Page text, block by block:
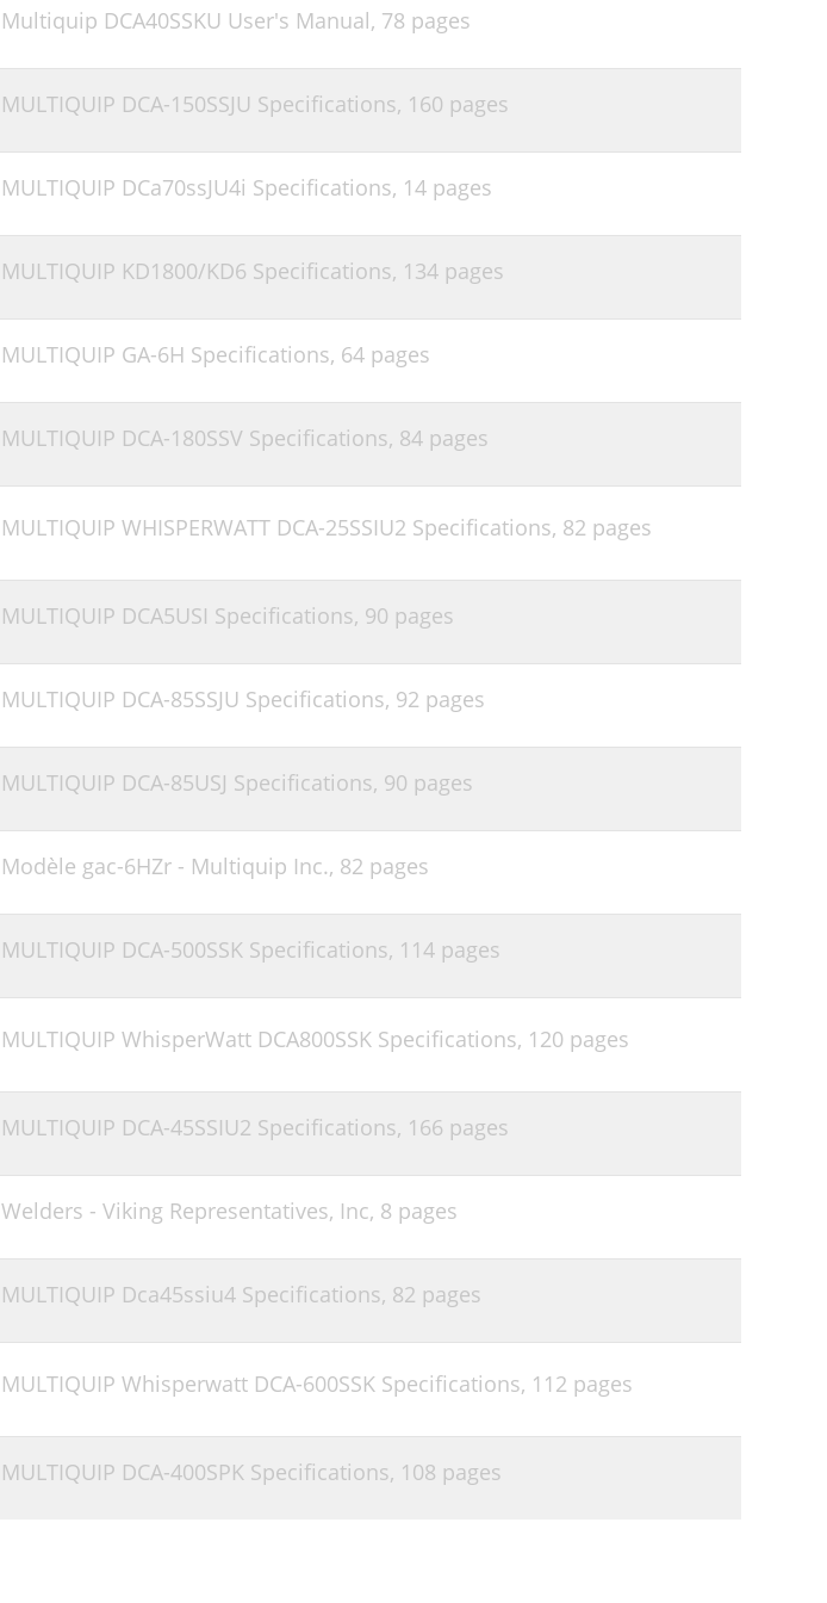
Multiquip DCA40SSKU User's Manual, 78 pages
MULTIQUIP DCA-150SSJU Specifications, 160 pages
MULTIQUIP DCa70ssJU4i Specifications, 14 pages
MULTIQUIP KD1800/KD6 Specifications, 134 pages
MULTIQUIP GA-6H Specifications, 64 pages
MULTIQUIP DCA-180SSV Specifications, 84 pages
MULTIQUIP WHISPERWATT DCA-25SSIU2 Specifications, 82 pages
MULTIQUIP DCA5USI Specifications, 90 pages
MULTIQUIP DCA-85SSJU Specifications, 92 pages
MULTIQUIP DCA-85USJ Specifications, 90 pages
Modèle gac-6HZr - Multiquip Inc., 82 pages
MULTIQUIP DCA-500SSK Specifications, 114 pages
MULTIQUIP WhisperWatt DCA800SSK Specifications, 120 pages
MULTIQUIP DCA-45SSIU2 Specifications, 166 pages
Welders - Viking Representatives, Inc, 8 pages
MULTIQUIP Dca45ssiu4 Specifications, 82 pages
MULTIQUIP Whisperwatt DCA-600SSK Specifications, 112 pages
MULTIQUIP DCA-400SPK Specifications, 108 pages